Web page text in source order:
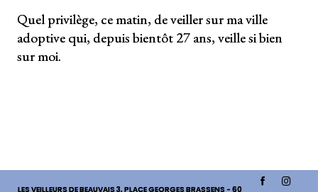
Quel privilège, ce matin, de veiller sur ma ville
adoptive qui, depuis bientôt 27 ans, veille si bien
sur moi.
LES VEILLEURS DE BEAUVAIS 3, PLACE GEORGES BRASSENS - 60